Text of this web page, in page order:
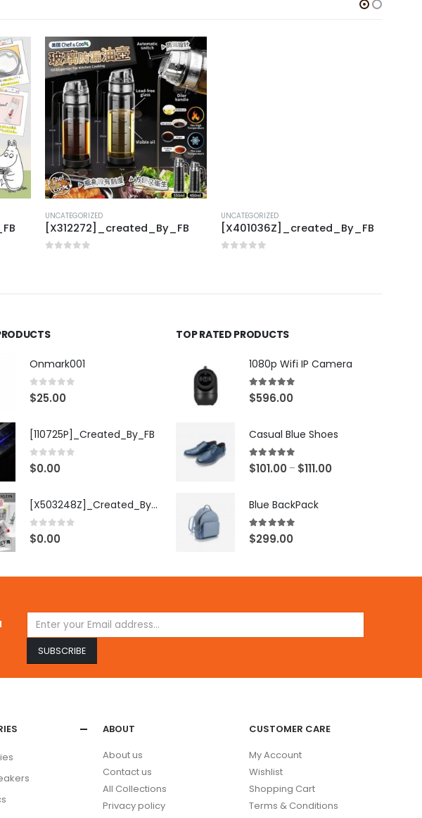
UNCATEGORIZED
[X312272]_created_By_FB
UNCATEGORIZED
[X401036Z]_created_By_FB
Onmark001
0 out of 5
$25.00
[110725P]_Created_By_FB
0 out of 5
$0.00
[X503248Z]_Created_By_FB
0 out of 5
$0.00
TOP RATED PRODUCTS
1080p Wifi IP Camera
5.00out of 5
$596.00
Casual Blue Shoes
5.00 out of 5
$101.00 – $111.00
Blue BackPack
5.00out of 5
$299.00
ABOUT
About us
Contact us
All Collections
Privacy policy
CUSTOMER CARE
My Account
Wishlist
Shopping Cart
Terms & Conditions